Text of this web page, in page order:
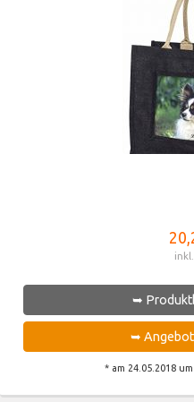
➥
➥
* am 24.05.2018